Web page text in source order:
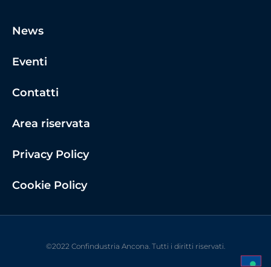
News
Eventi
Contatti
Area riservata
Privacy Policy
Cookie Policy
©2022 Confindustria Ancona. Tutti i diritti riservati.